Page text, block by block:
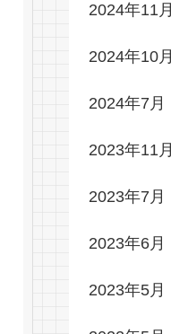
2024年11月
2024年10月
2024年7月
2023年11月
2023年7月
2023年6月
2023年5月